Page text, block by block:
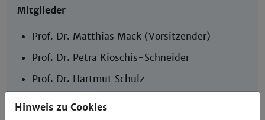
Mitglieder
Prof. Dr. Matthias Mack (Vorsitzender)
Prof. Dr. Petra Kioschis-Schneider
Prof. Dr. Hartmut Schulz
Prof. Dr. Lasse Greiner
Hinweis zu Cookies